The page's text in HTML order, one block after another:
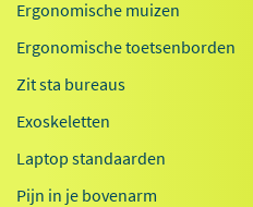
Ergonomische muizen
Ergonomische toetsenborden
Zit sta bureaus
Exoskeletten
Laptop standaarden
Pijn in je bovenarm